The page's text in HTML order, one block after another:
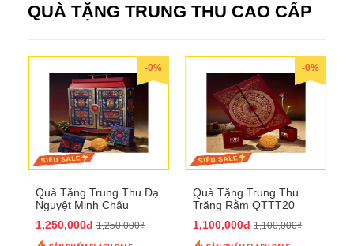
QUÀ TẶNG TRUNG THU CAO CẤP
-0%
Quà Tặng Trung Thu Dạ
Nguyệt Minh Châu
1,250,000đ 1,250,000₫
-0%
Quà Tặng Trung Thu
Trăng Rằm QTTT20
1,100,000đ 1,100,000₫